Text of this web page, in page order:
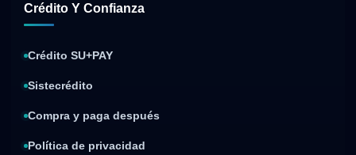
Crédito Y Confianza
Crédito SU+PAY
Sistecrédito
Compra y paga después
Política de privacidad